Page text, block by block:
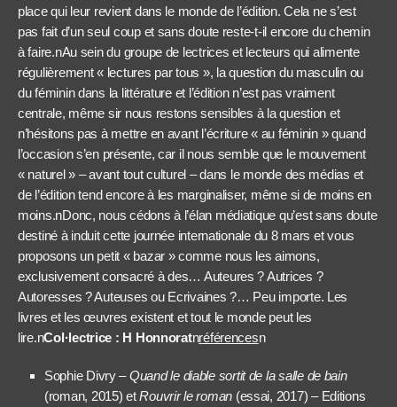
place qui leur revient dans le monde de l’édition. Cela ne s’est
pas fait d’un seul coup et sans doute reste-t-il encore du chemin
à faire.nAu sein du groupe de lectrices et lecteurs qui alimente
régulièrement « lectures par tous », la question du masculin ou
du féminin dans la littérature et l’édition n’est pas vraiment
centrale, même sir nous restons sensibles à la question et
n’hésitons pas à mettre en avant l’écriture « au féminin » quand
l’occasion s’en présente, car il nous semble que le mouvement
« naturel » – avant tout culturel – dans le monde des médias et
de l’édition tend encore à les marginaliser, même si de moins en
moins.nDonc, nous cédons à l’élan médiatique qu’est sans doute
destiné à induit cette journée internationale du 8 mars et vous
proposons un petit « bazar » comme nous les aimons,
exclusivement consacré à des… Auteures ? Autrices ?
Autoresses ? Auteuses ou Ecrivaines ?… Peu importe. Les
livres et les œuvres existent et tout le monde peut les
lire.nCol·lectrice : H Honnoratnréférencesn
Sophie Divry –Quand le diable sortit de la salle de bain
(roman, 2015) etRouvrir le roman (essai, 2017) – Editions